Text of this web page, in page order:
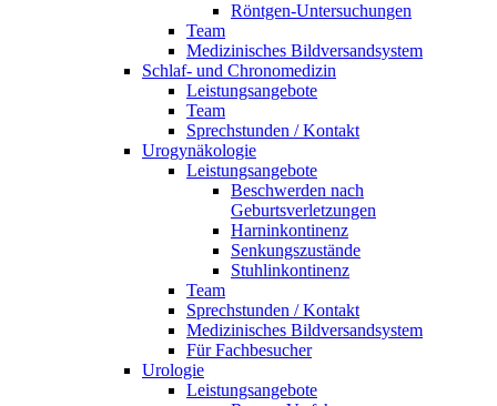
Röntgen-Untersuchungen
Team
Medizinisches Bildversandsystem
Schlaf- und Chronomedizin
Leistungsangebote
Team
Sprechstunden / Kontakt
Urogynäkologie
Leistungsangebote
Beschwerden nach
Geburtsverletzungen
Harninkontinenz
Senkungszustände
Stuhlinkontinenz
Team
Sprechstunden / Kontakt
Medizinisches Bildversandsystem
Für Fachbesucher
Urologie
Leistungsangebote